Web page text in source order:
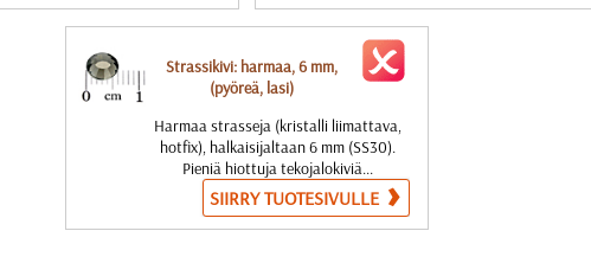
Strassikivi: harmaa, 6 mm,
(pyöreä, lasi)
Harmaa strasseja (kristalli liimattava,
hotfix), halkaisijaltaan 6 mm (SS30).
Pieniä hiottuja tekojalokiviä...
SIIRRY TUOTESIVULLE